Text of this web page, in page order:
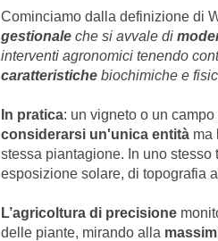
Cominciamo dalla definizione di
gestionale che si avvale di
interventi agronomici tenendo
caratteristiche biochimiche e
In pratica: un vigneto o un
considerarsi un'unica entità ma
stessa piantagione. In uno
esposizione solare, di topografia
L’agricoltura di precisione
delle piante, mirando alla